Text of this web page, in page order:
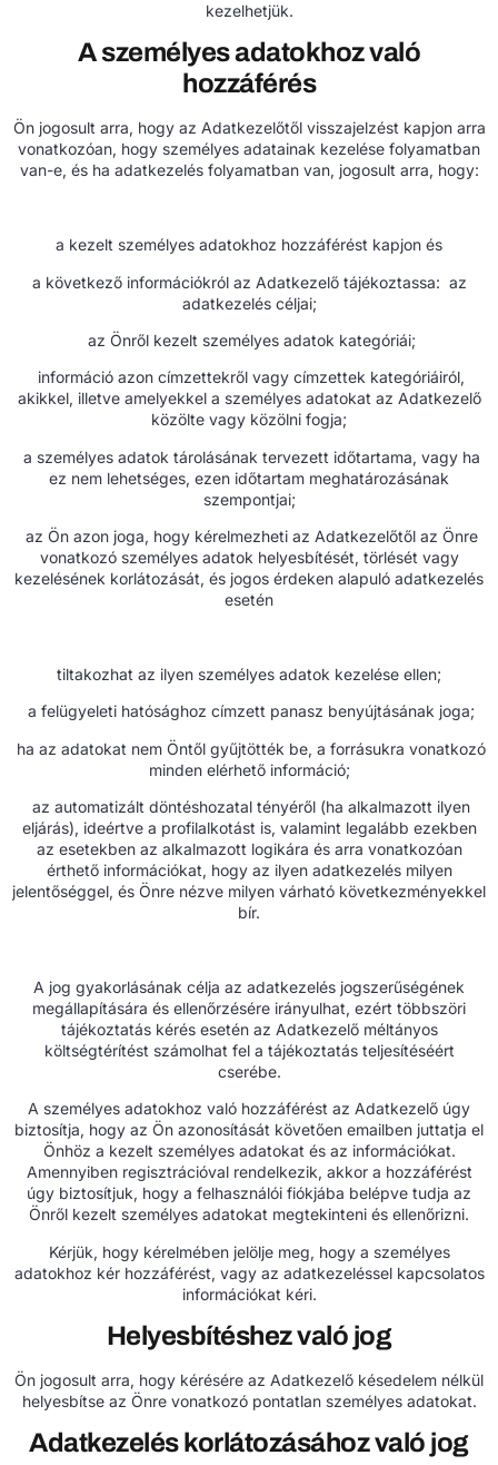
kezelhetjük.
A személyes adatokhoz való
hozzáférés
Ön jogosult arra, hogy az Adatkezelőtől visszajelzést kapjon arra
vonatkozóan, hogy személyes adatainak kezelése folyamatban
van-e, és ha adatkezelés folyamatban van, jogosult arra, hogy:
a kezelt személyes adatokhoz hozzáférést kapjon és
a következő információkról az Adatkezelő tájékoztassa: az
adatkezelés céljai;
az Önről kezelt személyes adatok kategóriái;
információ azon címzettekről vagy címzettek kategóriáiról,
akikkel, illetve amelyekkel a személyes adatokat az Adatkezelő
közölte vagy közölni fogja;
a személyes adatok tárolásának tervezett időtartama, vagy ha
ez nem lehetséges, ezen időtartam meghatározásának
szempontjai;
az Ön azon joga, hogy kérelmezheti az Adatkezelőtől az Önre
vonatkozó személyes adatok helyesbítését, törlését vagy
kezelésének korlátozását, és jogos érdeken alapuló adatkezelés
esetén
tiltakozhat az ilyen személyes adatok kezelése ellen;
a felügyeleti hatósághoz címzett panasz benyújtásának joga;
ha az adatokat nem Öntől gyűjtötték be, a forrásukra vonatkozó
minden elérhető információ;
az automatizált döntéshozatal tényéről (ha alkalmazott ilyen
eljárás), ideértve a profilalkotást is, valamint legalább ezekben
az esetekben az alkalmazott logikára és arra vonatkozóan
érthető információkat, hogy az ilyen adatkezelés milyen
jelentőséggel, és Önre nézve milyen várható következményekkel
bír.
A jog gyakorlásának célja az adatkezelés jogszerűségének
megállapítására és ellenőrzésére irányulhat, ezért többszöri
tájékoztatás kérés esetén az Adatkezelő méltányos
költségtérítést számolhat fel a tájékoztatás teljesítéséért
cserébe.
A személyes adatokhoz való hozzáférést az Adatkezelő úgy
biztosítja, hogy az Ön azonosítását követően emailben juttatja el
Önhöz a kezelt személyes adatokat és az információkat.
Amennyiben regisztrációval rendelkezik, akkor a hozzáférést
úgy biztosítjuk, hogy a felhasználói fiókjába belépve tudja az
Önről kezelt személyes adatokat megtekinteni és ellenőrizni.
Kérjük, hogy kérelmében jelölje meg, hogy a személyes
adatokhoz kér hozzáférést, vagy az adatkezeléssel kapcsolatos
információkat kéri.
Helyesbítéshez való jog
Ön jogosult arra, hogy kérésére az Adatkezelő késedelem nélkül
helyesbítse az Önre vonatkozó pontatlan személyes adatokat.
Adatkezelés korlátozásához való jog